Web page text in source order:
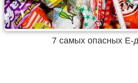
7 самых опасных Е-